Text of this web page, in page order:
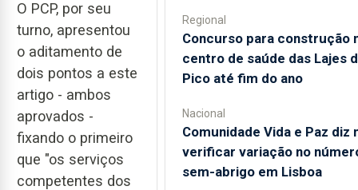
O PCP, por seu
turno, apresentou
o aditamento de
dois pontos a este
artigo - ambos
aprovados -
fixando o primeiro
que "os serviços
competentes dos
Regional
Concurso para construção
centro de saúde das Lajes
Pico até fim do ano
Nacional
Comunidade Vida e Paz diz
verificar variação no
sem-abrigo em Lisboa